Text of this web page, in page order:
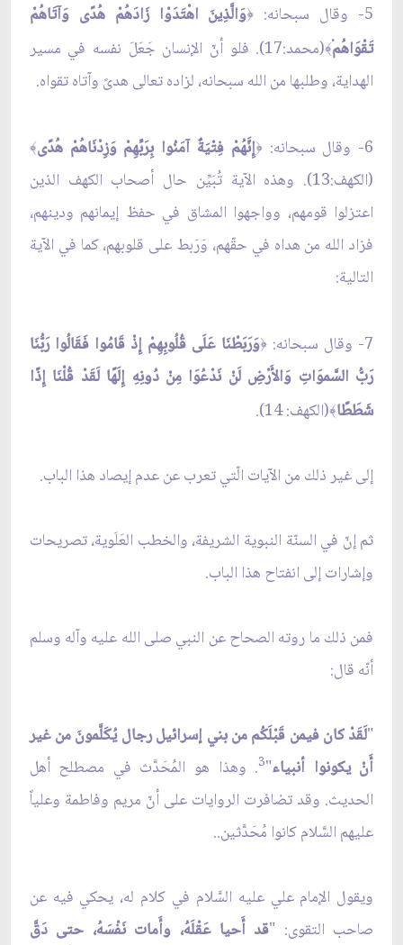
5- وقال سبحانه: ﴿وَالَّذِينَ اهْتَدَوْا زَادَهُمْ هُدًى وَآتَاهُمْ
تَقْوَاهُم﴾
(محمد:17). فلو أنّ الإنسان جَعَلَ نفسه في مسير
الهداية، وطلبها من الله سبحانه، لزاده تعالى هدىً وآتاه تقواه.
6- وقال سبحانه: ﴿إِنَّهُمْ فِتْيَةٌ آمَنُوا بِرَبِّهِمْ وَزِدْنَاهُمْ هُدًى﴾
(الكهف:13). وهذه الآية تُبَيِّن حال أصحاب الكهف الذين
اعتزلوا قومهم، وواجهوا المشاق في حفظ إيمانهم ودينهم،
فزاد الله من هداه في حقّهم، وَرَبط على قلوبهم، كما في الآية
التالية:
7- وقال سبحانه: ﴿وَرَبَطْنَا عَلَى قُلُوبِهِمْ إِذْ قَامُوا فَقَالُوا رَبُّنَا
رَبُّ السَّموَاتِ وَالأَرْضِ لَنْ نَدْعُوَا مِنْ دُونِهِ إِلَهًا لَقَدْ قُلْنَا إِذًا
شَطَطًا﴾(الكهف: 14).
إلى غير ذلك من الآيات الّتي تعرب عن عدم إيصاد هذا الباب.
ثم إنّ في السنّة النبوية الشريفة، والخطب العَلَوية، تصريحات
وإشارات إلى انفتاح هذا الباب.
فمن ذلك ما روته الصحاح عن النبي صلى الله عليه وآله وسلم
أنّه قال:
"لَقَدْ كان فيمن قَبْلَكُم من بني إسرائيل رجال يُكَلَّمونَ من غير
أَنْ يكونوا أنبياء"
3. وهذا هو المُحَدَّث في مصطلح أهل
الحديث. وقد تضافرت الروايات على أنّ مريم وفاطمة وعلياً
عليهم السَّلام كانوا مُحَدَّثين..
ويقول الإمام علي عليه السَّلام في كلام له، يحكي فيه عن
صاحب التقوى: "قد أَحيا عَقْلَهُ، وأَمات نَفْسَهُ، حتى دَقَّ